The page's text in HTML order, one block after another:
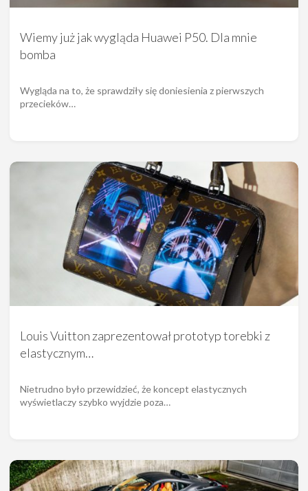
Wiemy już jak wygląda Huawei P50. Dla mnie
bomba
Wygląda na to, że sprawdziły się doniesienia z pierwszych
przecieków…
Louis Vuitton zaprezentował prototyp torebki z
elastycznym…
Nietrudno było przewidzieć, że koncept elastycznych
wyświetlaczy szybko wyjdzie poza…